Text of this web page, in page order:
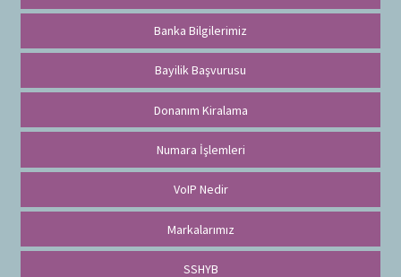
Banka Bilgilerimiz
Bayilik Başvurusu
Donanım Kiralama
Numara İşlemleri
VoIP Nedir
Markalarımız
SSHYB